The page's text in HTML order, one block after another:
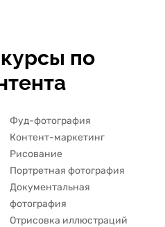
по
Фуд-фотография
Контент-маркетинг
Рисование
Портретная фотография
Документальная
фотография
Отрисовка иллюстраций